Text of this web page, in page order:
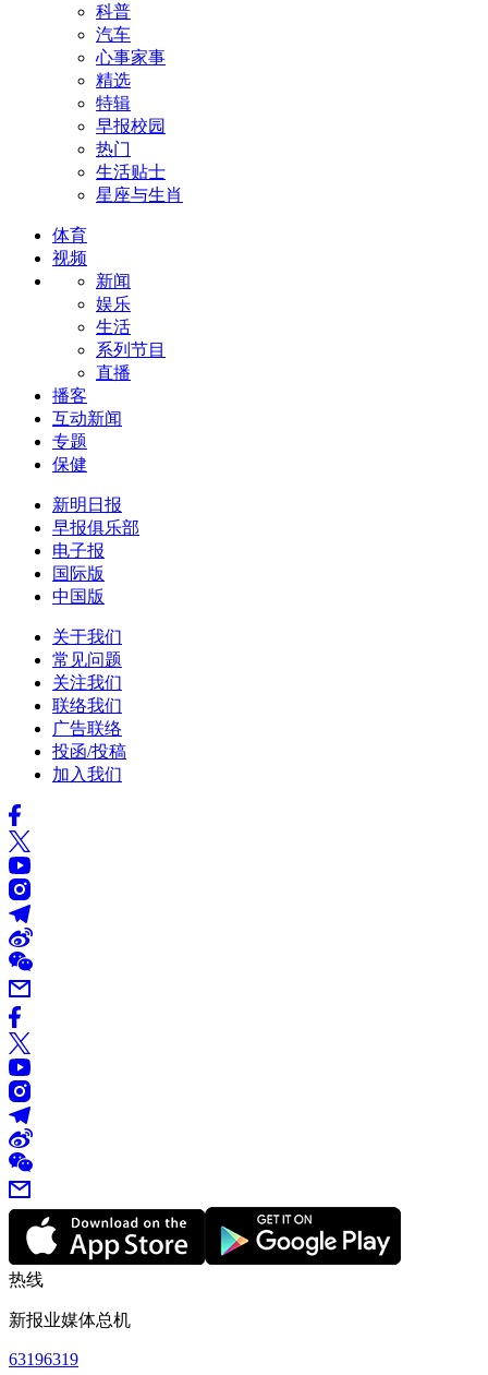
科普
汽车
心事家事
精选
特辑
早报校园
热门
生活贴士
星座与生肖
体育
视频
新闻
娱乐
生活
系列节目
直播
播客
互动新闻
专题
保健
新明日报
早报俱乐部
电子报
国际版
中国版
关于我们
常见问题
关注我们
联络我们
广告联络
投函/投稿
加入我们
热线
新报业媒体总机
63196319